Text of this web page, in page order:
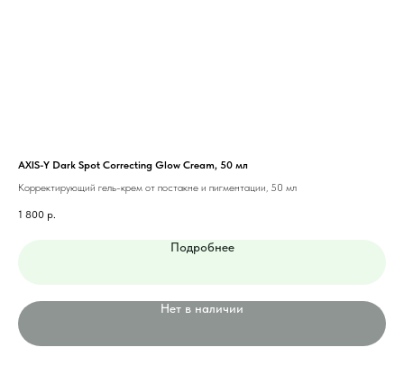
AXIS-Y Dark Spot Correcting Glow Cream, 50 мл
Корректирующий гель-крем от постакне и пигментации, 50 мл
1 800 р.
Подробнее
Нет в наличии